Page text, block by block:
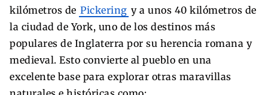
kilómetros de Pickering y a unos 40 kilómetros de
la ciudad de York, uno de los destinos más
populares de Inglaterra por su herencia romana y
medieval. Esto convierte al pueblo en una
excelente base para explorar otras maravillas